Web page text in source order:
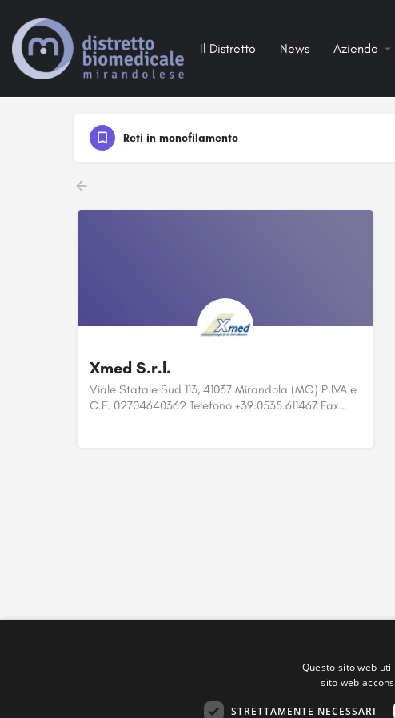
Il Distretto News Aziende
Reti in monofilamento
Xmed S.r.l.
Viale Statale Sud 113, 41037 Mirandola (MO) P.IVA e
C.F. 02704640362 Telefono +39.0535.611467 Fax…
Questo sito web
sito web
STRETTAMENTE NECESSARI